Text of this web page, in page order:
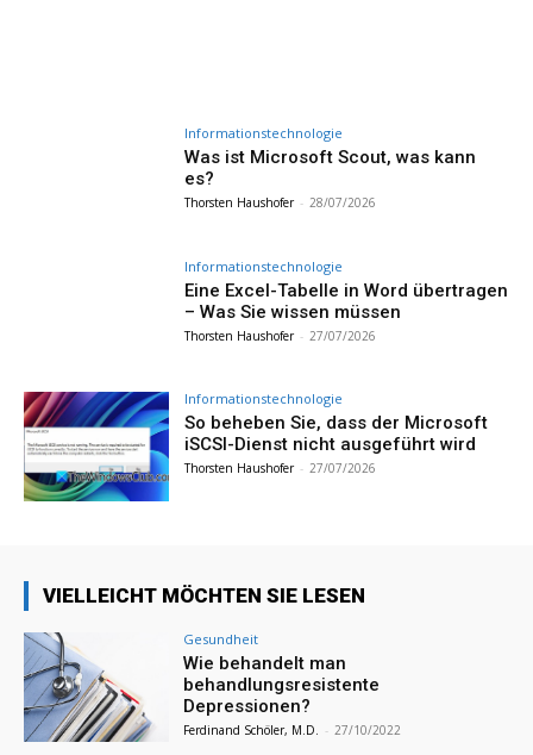
Informationstechnologie
Was ist Microsoft Scout, was kann
es?
Thorsten Haushofer - 28/07/2026
Informationstechnologie
Eine Excel-Tabelle in Word übertragen
– Was Sie wissen müssen
Thorsten Haushofer - 27/07/2026
Informationstechnologie
So beheben Sie, dass der Microsoft
iSCSI-Dienst nicht ausgeführt wird
Thorsten Haushofer - 27/07/2026
VIELLEICHT MÖCHTEN SIE LESEN
Gesundheit
Wie behandelt man
behandlungsresistente
Depressionen?
Ferdinand Schöler, M.D. - 27/10/2022